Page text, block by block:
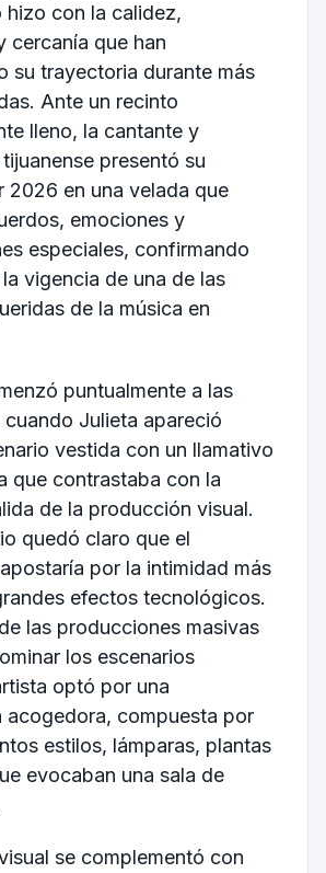
hizo con la calidez,
cercanía que han
su trayectoria durante más
Ante un recinto
lleno, la cantante y
presentó su
2026 en una velada que
emociones y
especiales, confirmando
vigencia de una de las
de la música en
puntualmente a las
Julieta apareció
vestida con un llamativo
que contrastaba con la
de la producción visual.
quedó claro que el
por la intimidad más
efectos tecnológicos.
las producciones masivas
los escenarios
optó por una
acogedora, compuesta por
estilos, lámparas, plantas
evocaban una sala de
se complementó con